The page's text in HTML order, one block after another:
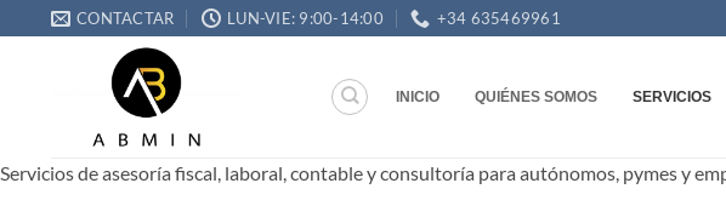
al
CONTACTAR LUN-VIE: 9:00-14:00 +34 635469961
INICIO QUIÉNES SOMOS SERVICIOS
Servicios de asesoría fiscal, laboral, contable y consultoría para autónomos, pymes y